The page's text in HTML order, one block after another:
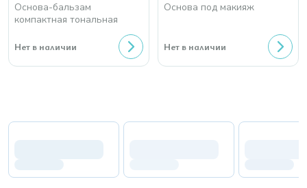
Основа-бальзам
компактная тональная
Нет в наличии
Основа под макияж
Нет в наличии